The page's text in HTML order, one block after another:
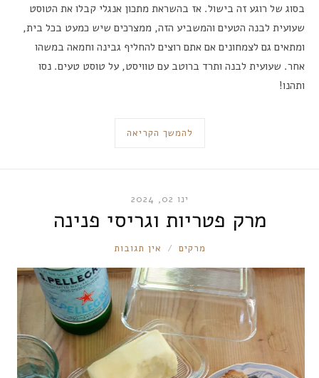
בסוג של רוגע זה בישול. אז בהשראת מתכון אנגלי קבלו את הטוסט
שעועית לבנה הטעים והמשביע הזה, ממצרכים שיש כמעט בכל בית,
ומתאים גם לצמחונים אם אתם רוצים להחליף גבינה וחמאה במשהו
אחר. שעועית לבנה ותרד ברוטב עם טוויסט, על טוסט טעים. נסו
ותהנו!
להמשך הקריאה
ינו 02, 2024
מרק פטריות וגריסי פנינה
RONNIE
מרקים אין תגובות